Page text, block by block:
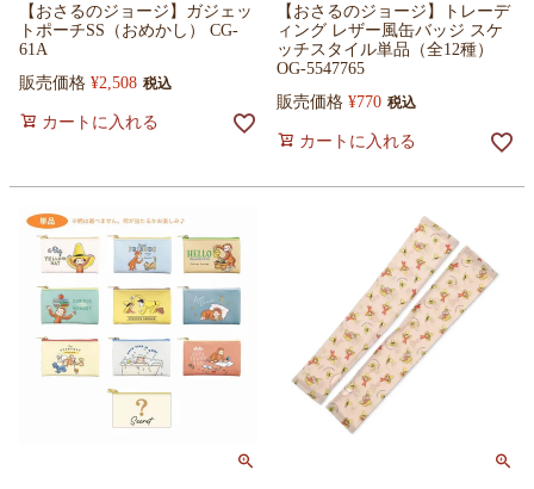
【おさるのジョージ】ガジェッ
トポーチSS（おめかし） CG-
61A
販売価格 ¥2,508 税込
カートに入れる
【おさるのジョージ】トレーデ
ィング レザー風缶バッジ スケ
ッチスタイル単品（全12種）
OG-5547765
販売価格 ¥770 税込
カートに入れる